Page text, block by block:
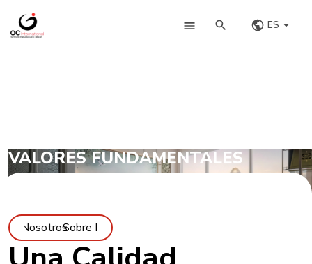
ES
VALORES FUNDAMENTALES
Nosotros ·· Sobre Nosotros ·